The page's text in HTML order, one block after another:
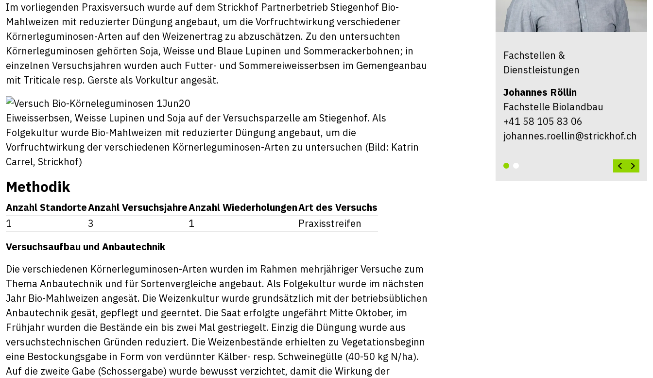
Im vorliegenden Praxisversuch wurde auf dem Strickhof Partnerbetrieb Stiegenhof Bio-
Mahlweizen mit reduzierter Düngung angebaut, um die Vorfruchtwirkung verschiedener
Körnerleguminosen-Arten auf den Weizenertrag zu abzuschätzen. Zu den untersuchten
Körnerleguminosen gehörten Soja, Weisse und Blaue Lupinen und Sommerackerbohnen; in
einzelnen Versuchsjahren wurden auch Futter- und Sommereiweisserbsen im Gemengeanbau
mit Triticale resp. Gerste als Vorkultur angesät.
Eiweisserbsen, Weisse Lupinen und Soja auf der Versuchsparzelle am Stiegenhof. Als
Folgekultur wurde Bio-Mahlweizen mit reduzierter Düngung angebaut, um die
Vorfruchtwirkung der verschiedenen Körnerleguminosen-Arten zu untersuchen (Bild: Katrin
Carrel, Strickhof)
Methodik
Anzahl StandorteAnzahl VersuchsjahreAnzahl WiederholungenArt des Versuchs
1
3 1
Praxisstreifen
Versuchsaufbau und Anbautechnik
Die verschiedenen Körnerleguminosen-Arten wurden im Rahmen mehrjähriger Versuche zum
Thema Anbautechnik und für Sortenvergleiche angebaut. Als Folgekultur wurde im nächsten
Jahr Bio-Mahlweizen angesät. Die Weizenkultur wurde grundsätzlich mit der betriebsüblichen
Anbautechnik gesät, gepflegt und geerntet. Die Saat erfolgte ungefährt Mitte Oktober, im
Frühjahr wurden die Bestände ein bis zwei Mal gestriegelt. Einzig die Düngung wurde aus
versuchstechnischen Gründen reduziert. Die Weizenbestände erhielten zu Vegetationsbeginn
eine Bestockungsgabe in Form von verdünnter Kälber- resp. Schweinegülle (40-50 kg N/ha).
Auf die zweite Gabe (Schossergabe) wurde bewusst verzichtet, damit die Wirkung der
Fachstellen &
Dienstleistungen
Johannes Röllin
Fachstelle Biolandbau
+41 58 105 83 06
johannes.roellin@strickhof.ch